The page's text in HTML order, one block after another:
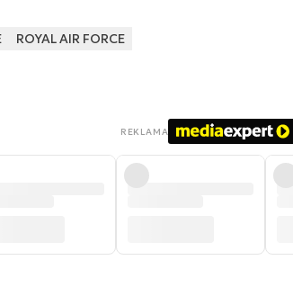
ROYAL AIR FORCE
REKLAMA